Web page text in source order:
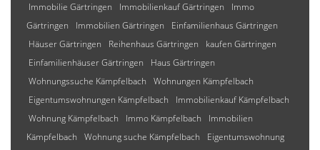
Immobilie Gärtringen
Immobilienkauf Gärtringen
Immo
Gärtringen
Immobilien Gärtringen
Einfamilienhaus Gärtringen
Häuser Gärtringen
Reihenhaus Gärtringen
kaufen Gärtringen
Einfamilienhäuser Gärtringen
Haus Gärtringen
Wohnungssuche Kämpfelbach
Wohnungen Kämpfelbach
Eigentumswohnungen Kämpfelbach
Immobilienkauf Kämpfelbach
Wohnung Kämpfelbach
Immo Kämpfelbach
Immobilien
Kämpfelbach
Wohnung suche Kämpfelbach
Eigentumswohnung